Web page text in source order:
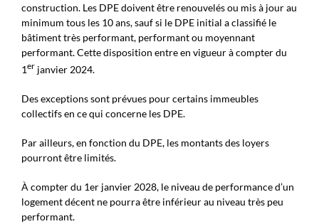
construction. Les DPE doivent être renouvelés ou mis à jour au
minimum tous les 10 ans, sauf si le DPE initial a classifié le
bâtiment très performant, performant ou moyennant
performant. Cette disposition entre en vigueur à compter du
1erjanvier 2024.
Des exceptions sont prévues pour certains immeubles
collectifs en ce qui concerne les DPE.
Par ailleurs, en fonction du DPE, les montants des loyers
pourront être limités.
À compter du 1er janvier 2028, le niveau de performance d’un
logement décent ne pourra être inférieur au niveau très peu
performant.